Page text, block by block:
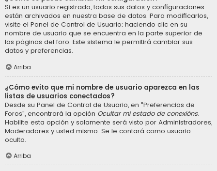
Si es un usuario registrado, todos sus datos y configuraciones
están archivados en nuestra base de datos. Para modificarlos,
visite el Panel de Control de Usuario; haciendo clic en su
nombre de usuario que se encuentra en la parte superior de
las páginas del foro. Este sistema le permitirá cambiar sus
datos y preferencias.
Arriba
¿Cómo evito que mi nombre de usuario aparezca en las
listas de usuarios conectados?
Desde su Panel de Control de Usuario, en "Preferencias de
Foros", encontrará la opción Ocultar mi estado de conexións.
Habilite esta opción y solamente será visto por Administradores,
Moderadores y usted mismo. Se le contará como usuario
oculto.
Arriba